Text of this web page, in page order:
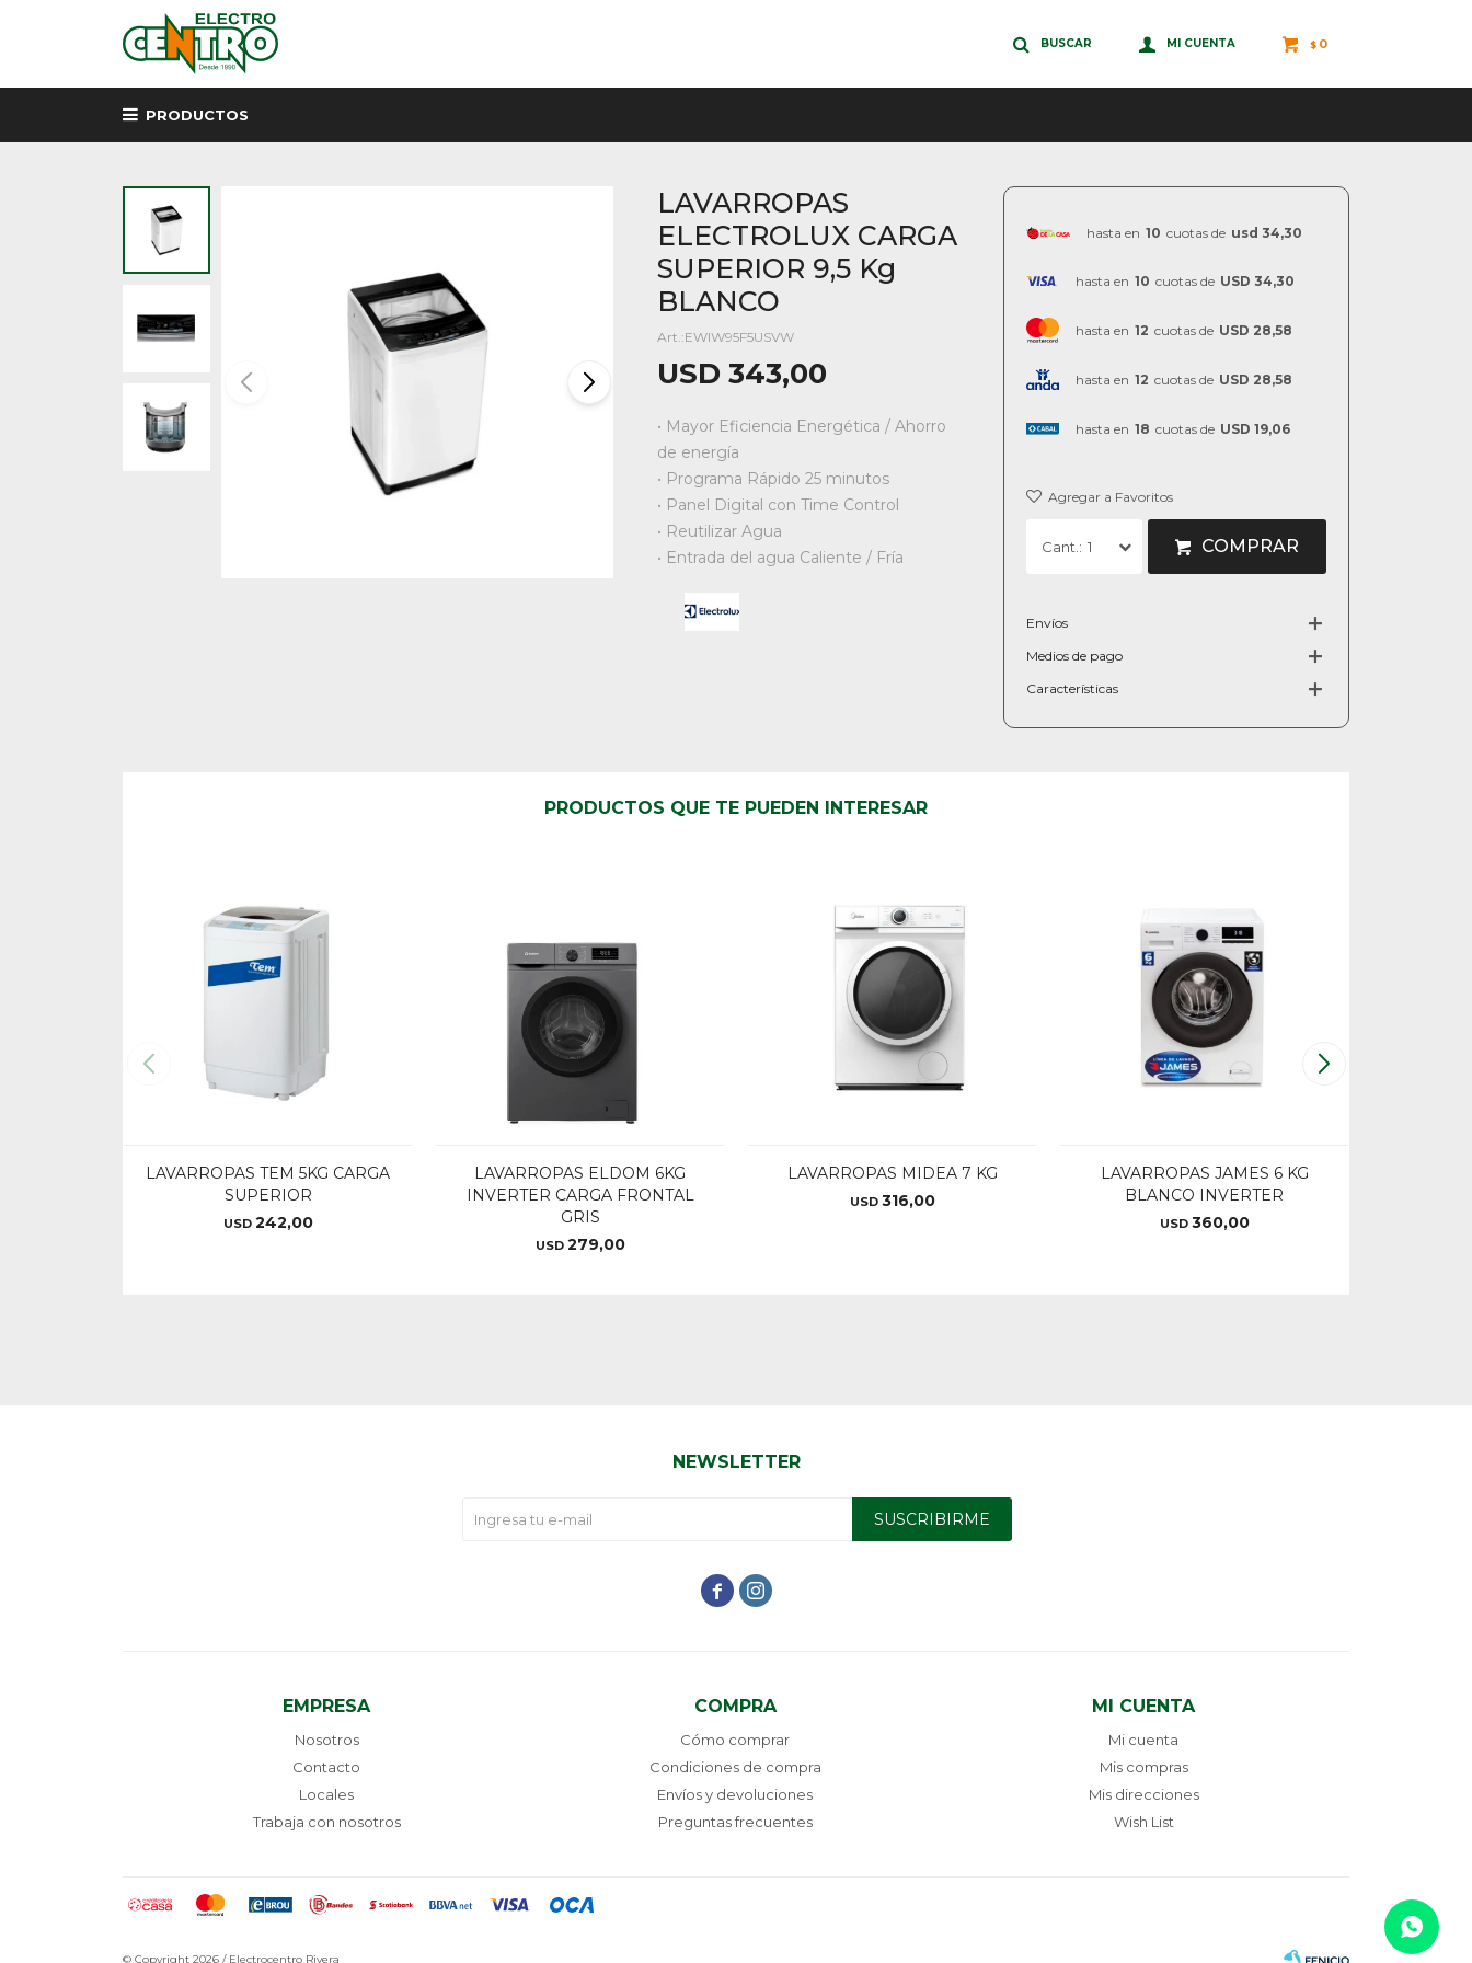
PRODUCTOS
$ 0
LAVARROPAS
ELECTROLUX CARGA
SUPERIOR 9,5 Kg
BLANCO
EWIW95F5USVW
USD 343,00
• Mayor Eficiencia Energética / Ahorro
de energía
• Programa Rápido 25 minutos
• Panel Digital con Time Control
• Reutilizar Agua
• Entrada del agua Caliente / Fría
hasta en 10 cuotas de usd 34,30
hasta en 10 cuotas de USD 34,30
hasta en 12 cuotas de USD 28,58
hasta en 12 cuotas de USD 28,58
hasta en 18 cuotas de USD 19,06
1 COMPRAR
Envíos
Medios de pago
Características
PRODUCTOS QUE TE PUEDEN INTERESAR
LAVARROPAS TEM 5KG CARGA
SUPERIOR
USD 242,00
LAVARROPAS ELDOM 6KG
INVERTER CARGA FRONTAL
GRIS
USD 279,00
LAVARROPAS MIDEA 7 KG
USD 316,00
LAVARROPAS JAMES 6 KG
BLANCO INVERTER
USD 360,00
EMPRESA
Nosotros
Contacto
Locales
Trabaja con nosotros
COMPRA
Cómo comprar
Condiciones de compra
Envíos y devoluciones
Preguntas frecuentes
MI CUENTA
Mi cuenta
Mis compras
Mis direcciones
Wish List
NEWSLETTER
SUSCRIBIRME
 
© Copyright 2026 / Electrocentro Rivera